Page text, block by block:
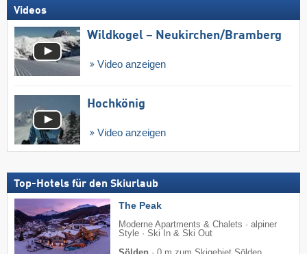
Videos
Wildkogel – Neukirchen/​Bramberg
Video anzeigen
Hochkönig
Video anzeigen
Top-Hotels für den Skiurlaub
The Peak
Moderne Apartments & Chalets · alpiner
Style · Ski In & Ski Out